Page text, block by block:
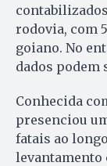
rodovia, com
goiano. No
dados podem
Conhecida
presenciou
fatais ao
levantamento